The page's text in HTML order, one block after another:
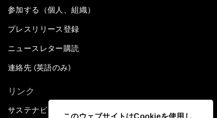
このウェブサイトはCookieを使用し
参加する（個人、組織）
プレスリリース登録
ニュースレター購読
連絡先 (英語のみ)
リンク
サステナビリティへの取り組み